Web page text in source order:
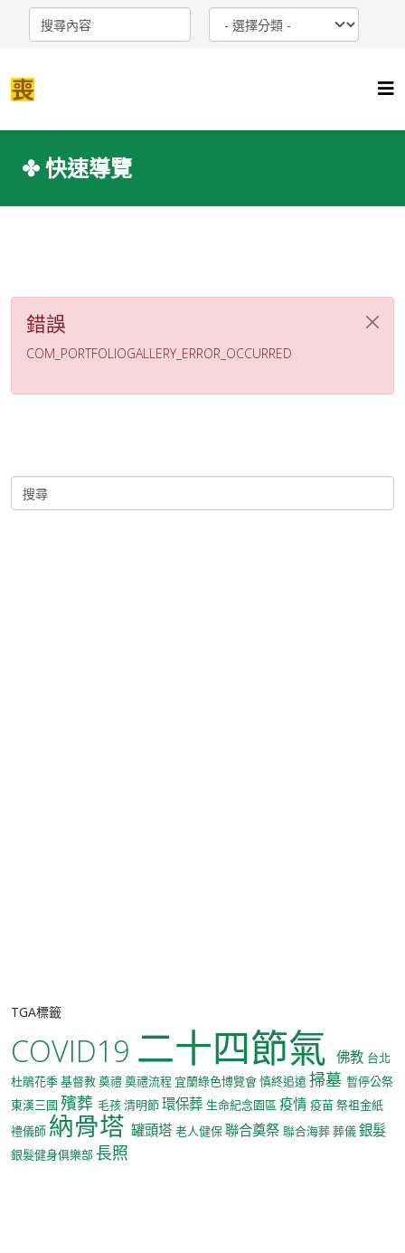
✤ 快速導覽
錯誤
COM_PORTFOLIOGALLERY_ERROR_OCCURRED
TGA標籤
COVID19 二十四節氣 佛教 台北
杜鵑花季基督教奠禮奠禮流程 宜蘭綠色博覽會慎終追遠掃墓 暫停公祭
東漢三國 殯葬 毛孩清明節環保葬 生命紀念園區 疫情 疫苗祭祖金紙
禮儀師 納骨塔 罐頭塔 老人健保聯合奠祭 聯合海葬葬儀銀髮
銀髮健身俱樂部 長照